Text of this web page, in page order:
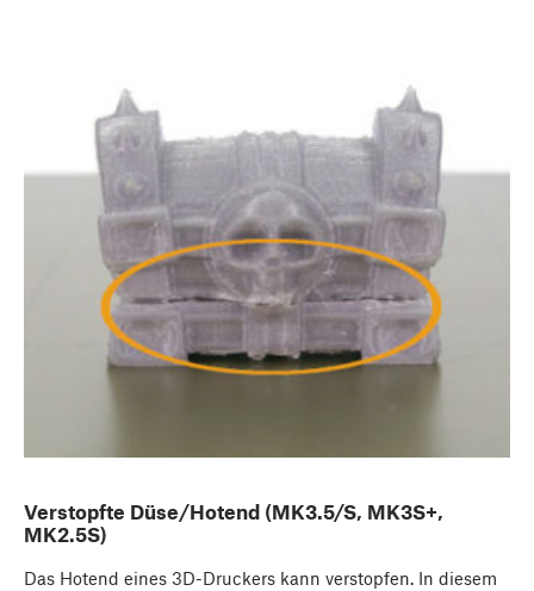
Verstopfte Düse/Hotend (MK3.5/S, MK3S+,
MK2.5S)
Das Hotend eines 3D-Druckers kann verstopfen. In diesem